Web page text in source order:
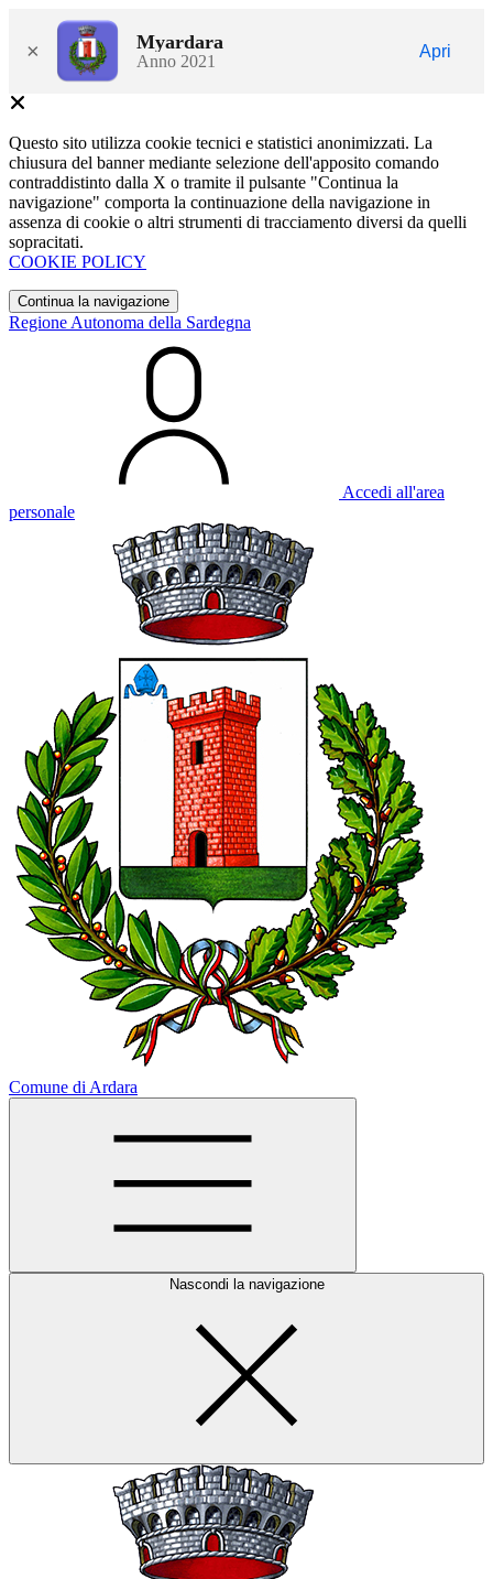
× Myardara
Anno 2021
Apri
Questo sito utilizza cookie tecnici e statistici anonimizzati. La
chiusura del banner mediante selezione dell'apposito comando
contraddistinto dalla X o tramite il pulsante "Continua la
navigazione" comporta la continuazione della navigazione in
assenza di cookie o altri strumenti di tracciamento diversi da quelli
sopracitati.
COOKIE POLICY
Continua la navigazione
Regione Autonoma della Sardegna
Accedi all'area
personale
Comune di Ardara
Nascondi la navigazione